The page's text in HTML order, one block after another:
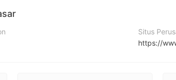
Situs
https://